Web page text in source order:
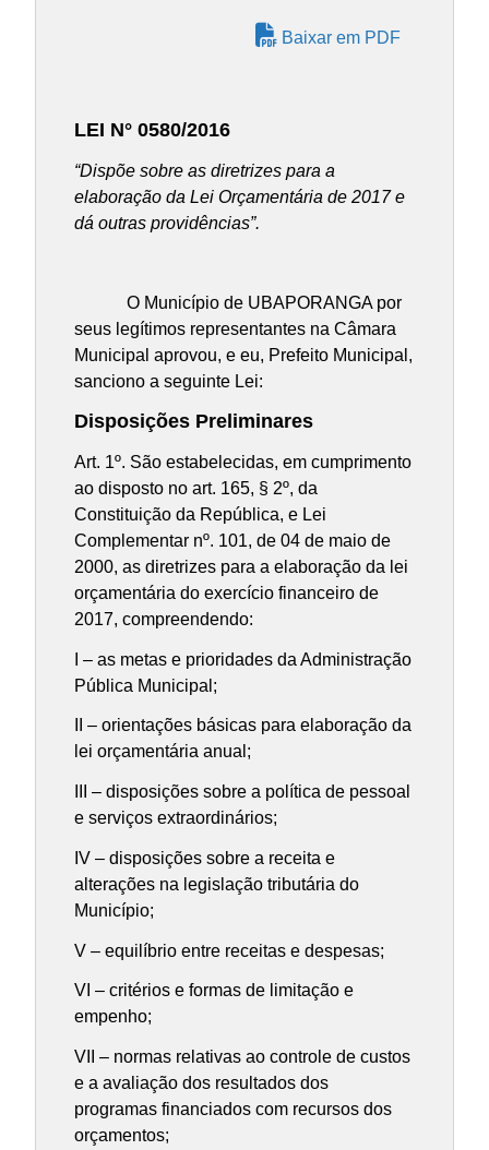
Baixar em PDF
LEI N° 0580/2016
“Dispõe sobre as diretrizes para a
elaboração da Lei Orçamentária de 2017 e
dá outras providências”.
O Município de UBAPORANGA por
seus legítimos representantes na Câmara
Municipal aprovou, e eu, Prefeito Municipal,
sanciono a seguinte Lei:
Disposições Preliminares
Art. 1º. São estabelecidas, em cumprimento
ao disposto no art. 165, § 2º, da
Constituição da República, e Lei
Complementar nº. 101, de 04 de maio de
2000, as diretrizes para a elaboração da lei
orçamentária do exercício financeiro de
2017, compreendendo:
I – as metas e prioridades da Administração
Pública Municipal;
II – orientações básicas para elaboração da
lei orçamentária anual;
III – disposições sobre a política de pessoal
e serviços extraordinários;
IV – disposições sobre a receita e
alterações na legislação tributária do
Município;
V – equilíbrio entre receitas e despesas;
VI – critérios e formas de limitação e
empenho;
VII – normas relativas ao controle de custos
e a avaliação dos resultados dos
programas financiados com recursos dos
orçamentos;